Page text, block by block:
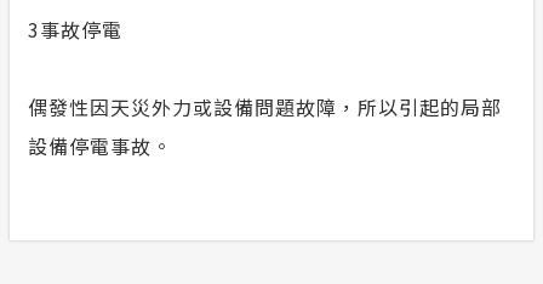
3事故停電
偶發性因天災外力或設備問題故障，所以引起的局部
設備停電事故。